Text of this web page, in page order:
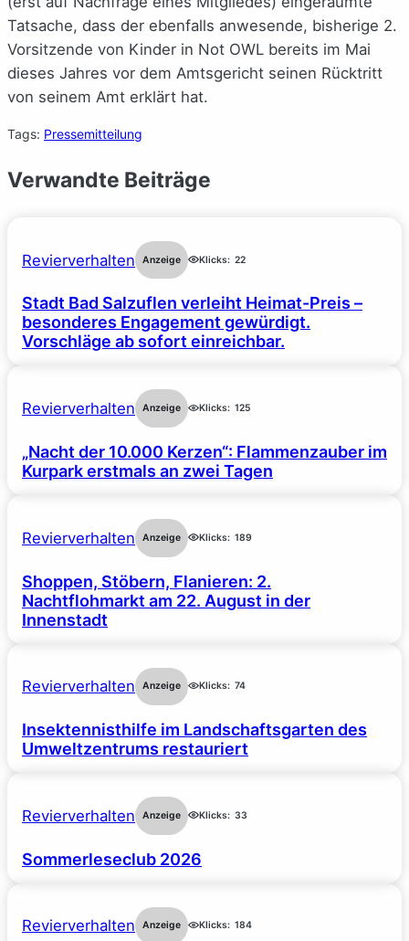
Tatsache, dass der ebenfalls anwesende, bisherige 2.
Vorsitzende von Kinder in Not OWL bereits im Mai
dieses Jahres vor dem Amtsgericht seinen Rücktritt
von seinem Amt erklärt hat.
Tags: Pressemitteilung
Verwandte Beiträge
Revierverhalten Anzeige Klicks: 22
Stadt Bad Salzuflen verleiht Heimat-Preis –
besonderes Engagement gewürdigt.
Vorschläge ab sofort einreichbar.
Revierverhalten Anzeige Klicks: 125
„Nacht der 10.000 Kerzen“: Flammenzauber im
Kurpark erstmals an zwei Tagen
Revierverhalten Anzeige Klicks: 189
Shoppen, Stöbern, Flanieren: 2.
Nachtflohmarkt am 22. August in der
Innenstadt
Revierverhalten Anzeige Klicks: 74
Insektennisthilfe im Landschaftsgarten des
Umweltzentrums restauriert
Revierverhalten Anzeige Klicks: 33
Sommerleseclub 2026
Revierverhalten Anzeige Klicks: 184